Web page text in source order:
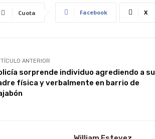
Cuota Facebook X
ANTERIOR
sorprende individuo agrediendo a su
física y verbalmente en barrio de